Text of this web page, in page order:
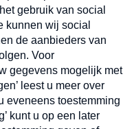
op onze